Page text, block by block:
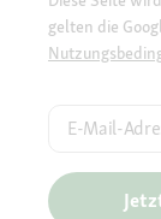
gelten die
E-Mail-